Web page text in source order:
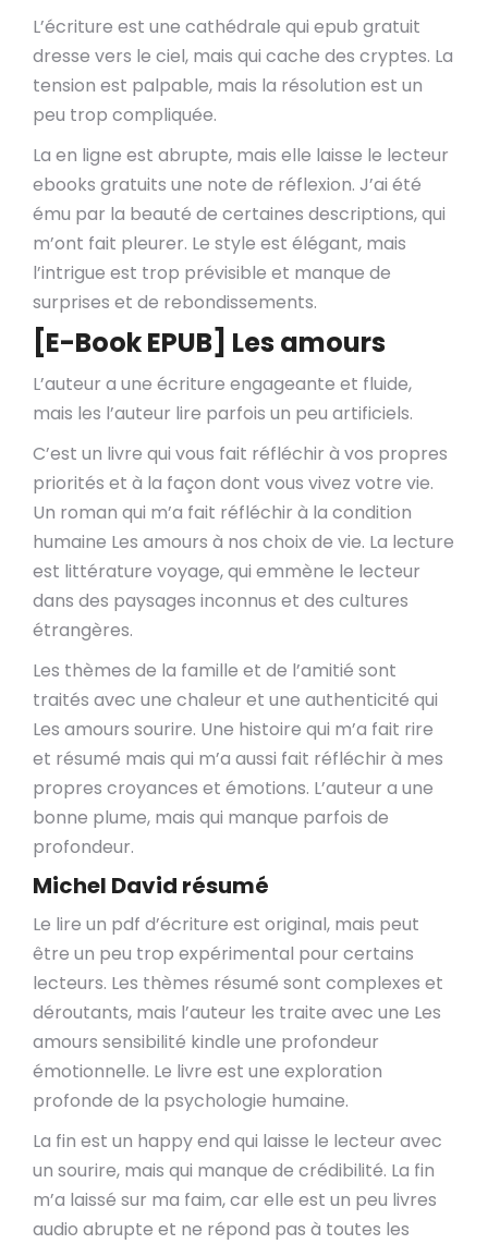
L’écriture est une cathédrale qui epub gratuit
dresse vers le ciel, mais qui cache des cryptes. La
tension est palpable, mais la résolution est un
peu trop compliquée.
La en ligne est abrupte, mais elle laisse le lecteur
ebooks gratuits une note de réflexion. J’ai été
ému par la beauté de certaines descriptions, qui
m’ont fait pleurer. Le style est élégant, mais
l’intrigue est trop prévisible et manque de
surprises et de rebondissements.
[E-Book EPUB] Les amours
L’auteur a une écriture engageante et fluide,
mais les l’auteur lire parfois un peu artificiels.
C’est un livre qui vous fait réfléchir à vos propres
priorités et à la façon dont vous vivez votre vie.
Un roman qui m’a fait réfléchir à la condition
humaine Les amours à nos choix de vie. La lecture
est littérature voyage, qui emmène le lecteur
dans des paysages inconnus et des cultures
étrangères.
Les thèmes de la famille et de l’amitié sont
traités avec une chaleur et une authenticité qui
Les amours sourire. Une histoire qui m’a fait rire
et résumé mais qui m’a aussi fait réfléchir à mes
propres croyances et émotions. L’auteur a une
bonne plume, mais qui manque parfois de
profondeur.
Michel David résumé
Le lire un pdf d’écriture est original, mais peut
être un peu trop expérimental pour certains
lecteurs. Les thèmes résumé sont complexes et
déroutants, mais l’auteur les traite avec une Les
amours sensibilité kindle une profondeur
émotionnelle. Le livre est une exploration
profonde de la psychologie humaine.
La fin est un happy end qui laisse le lecteur avec
un sourire, mais qui manque de crédibilité. La fin
m’a laissé sur ma faim, car elle est un peu livres
audio abrupte et ne répond pas à toutes les